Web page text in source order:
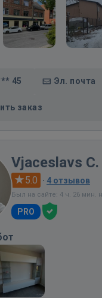
45 Эл. почта
заказ
Vjaceslavs C.
5.0 · 4 отзывов
Был на сайте: 4 ч. 26 мин.
PRO